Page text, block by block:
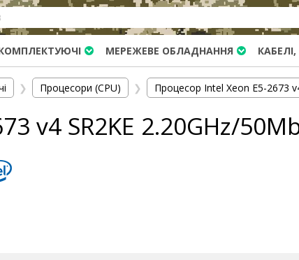
МЕРЕЖЕВЕ ОБЛАДНАННЯ
❯ Процесори (CPU) ❯ Процесор Intel Xeon E5-2673
v4 SR2KE 2.20GHz/